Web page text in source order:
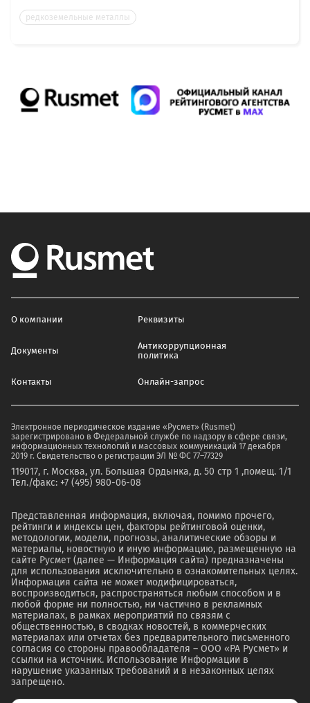
редкоземельные металлы
О компании Реквизиты
Документы
Антикоррупционная
политика
Контакты Онлайн-запрос
Электронное периодическое издание «Русмет» (Rusmet)
зарегистрировано в Федеральной службе по надзору в сфере связи,
информационных технологий и массовых коммуникаций 17 декабря
2019 г. Свидетельство о регистрации ЭЛ № ФС 77–77329
119017, г. Москва, ул. Большая Ордынка, д. 50 стр 1 ,помещ. 1/1
Тел./факс: +7 (495) 980-06-08
Представленная информация, включая, помимо прочего,
рейтинги и индексы цен, факторы рейтинговой оценки,
методологии, модели, прогнозы, аналитические обзоры и
материалы, новостную и иную информацию, размещенную на
сайте Русмет (далее — Информация сайта) предназначены
для использования исключительно в ознакомительных целях.
Информация сайта не может модифицироваться,
воспроизводиться, распространяться любым способом и в
любой форме ни полностью, ни частично в рекламных
материалах, в рамках мероприятий по связям с
общественностью, в сводках новостей, в коммерческих
материалах или отчетах без предварительного письменного
согласия со стороны правообладателя – ООО «РА Русмет» и
ссылки на источник. Использование Информации в
нарушение указанных требований и в незаконных целях
запрещено.